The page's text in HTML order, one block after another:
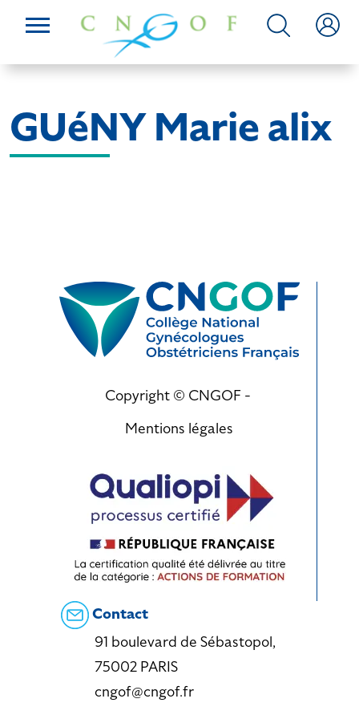
GUéNY Marie alix
Copyright © CNGOF -
Mentions légales
Contact
91 boulevard de Sébastopol,
75002 PARIS
cngof@cngof.fr